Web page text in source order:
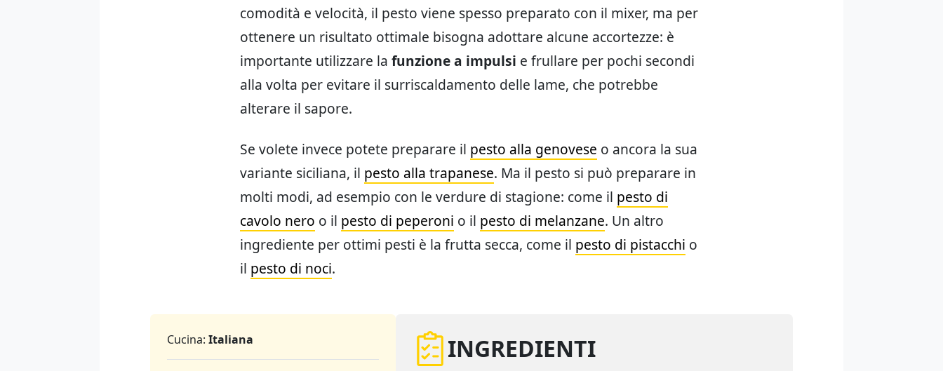
comodità e velocità, il pesto viene spesso preparato con il mixer, ma per
ottenere un risultato ottimale bisogna adottare alcune accortezze: è
importante utilizzare la funzione a impulsi e frullare per pochi secondi
alla volta per evitare il surriscaldamento delle lame, che potrebbe
alterare il sapore.
Se volete invece potete preparare il pesto alla genovese o ancora la sua
variante siciliana, il pesto alla trapanese. Ma il pesto si può preparare in
molti modi, ad esempio con le verdure di stagione: come il pesto di
cavolo nero o il pesto di peperoni o il pesto di melanzane. Un altro
ingrediente per ottimi pesti è la frutta secca, come il pesto di pistacchi o
il pesto di noci.
Cucina: Italiana INGREDIENTI